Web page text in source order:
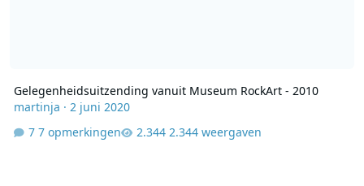
Gelegenheidsuitzending vanuit Museum RockArt - 2010
martinja · 2 juni 2020
7 opmerkingen
2.344 weergaven